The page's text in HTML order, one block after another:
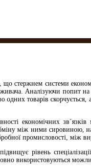
що стержнем системи
Аналізуючи попит
одних товарів
економічних
між ними сировиною,
промисловості, між
рівень
використовуються